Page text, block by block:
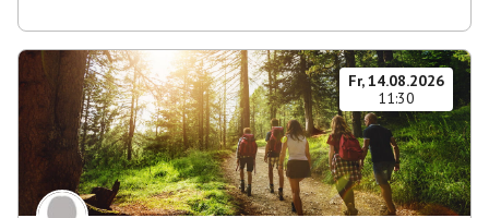
Fr, 14.08.2026
11:30